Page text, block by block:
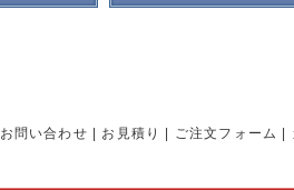
お問い合わせ お見積り ご注文フォーム